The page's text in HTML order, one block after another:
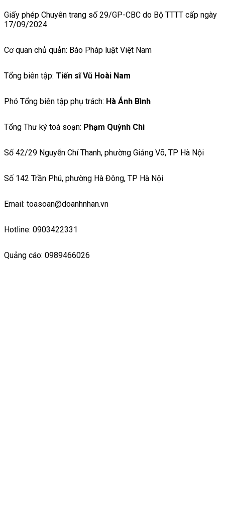
Giấy phép Chuyên trang số 29/GP-CBC do Bộ TTTT cấp ngày
17/09/2024
Cơ quan chủ quản: Báo Pháp luật Việt Nam
Tổng biên tập: Tiến sĩ Vũ Hoài Nam
Phó Tổng biên tập phụ trách: Hà Ánh Bình
Tổng Thư ký toà soạn: Phạm Quỳnh Chi
Số 42/29 Nguyễn Chí Thanh, phường Giảng Võ, TP Hà Nội
Số 142 Trần Phú, phường Hà Đông, TP Hà Nội
Email: toasoan@doanhnhan.vn
Hotline: 0903422331
Quảng cáo: 0989466026